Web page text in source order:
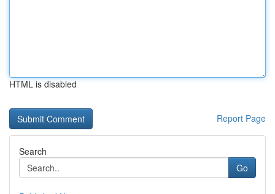
HTML is disabled
Report Page
Search
Go